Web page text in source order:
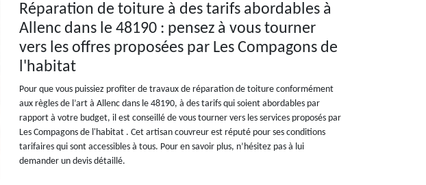
Réparation de toiture à des tarifs abordables à
Allenc dans le 48190 : pensez à vous tourner
vers les offres proposées par Les Compagons de
l'habitat
Pour que vous puissiez profiter de travaux de réparation de toiture conformément
aux règles de l’art à Allenc dans le 48190, à des tarifs qui soient abordables par
rapport à votre budget, il est conseillé de vous tourner vers les services proposés par
Les Compagons de l'habitat . Cet artisan couvreur est réputé pour ses conditions
tarifaires qui sont accessibles à tous. Pour en savoir plus, n’hésitez pas à lui
demander un devis détaillé.